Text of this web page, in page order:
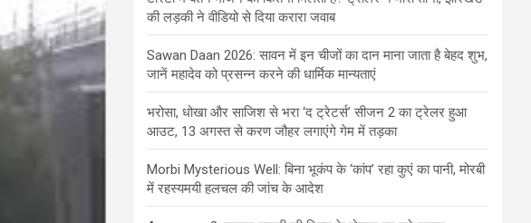
की लड़की ने वीडियो से दिया करारा जवाब
Sawan Daan 2026: सावन में इन चीजों का दान माना जाता है बेहद शुभ,
जानें महादेव को प्रसन्न करने की धार्मिक मान्यताएं
भरोसा, धोखा और साजिश से भरा ‘द ट्रेटर्स’ सीजन 2 का ट्रेलर हुआ
आउट, 13 अगस्त से करण जौहर लगाएंगे गेम में तड़का
Morbi Mysterious Well: बिना भूकंप के ‘कांप’ रहा कुएं का पानी, मोरबी
में रहस्यमयी हलचल की जांच के आदेश